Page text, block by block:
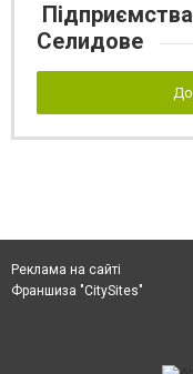
Селидове
Реклама на сайті
Франшиза "CitySites"